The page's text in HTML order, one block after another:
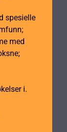
spesielle
med
i.